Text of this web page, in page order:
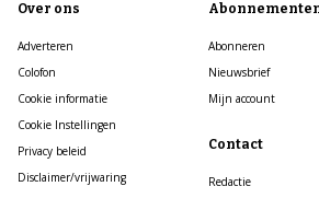
Over ons
Adverteren
Colofon
Cookie informatie
Cookie Instellingen
Privacy beleid
Disclaimer/vrijwaring
Abonneren
Nieuwsbrief
Mijn account
Contact
Redactie